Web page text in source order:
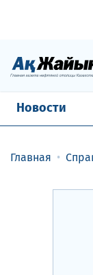
Новости
Главная